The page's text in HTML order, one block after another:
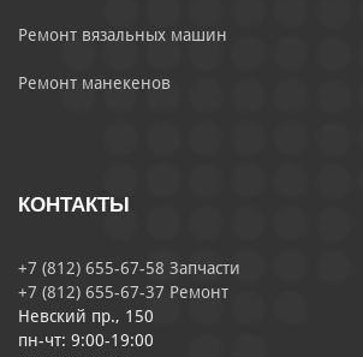
Ремонт вязальных машин
Ремонт манекенов
КОНТАКТЫ
+7 (812) 655-67-58 Запчасти
+7 (812) 655-67-37 Ремонт
Невский пр., 150
пн-чт: 9:00-19:00